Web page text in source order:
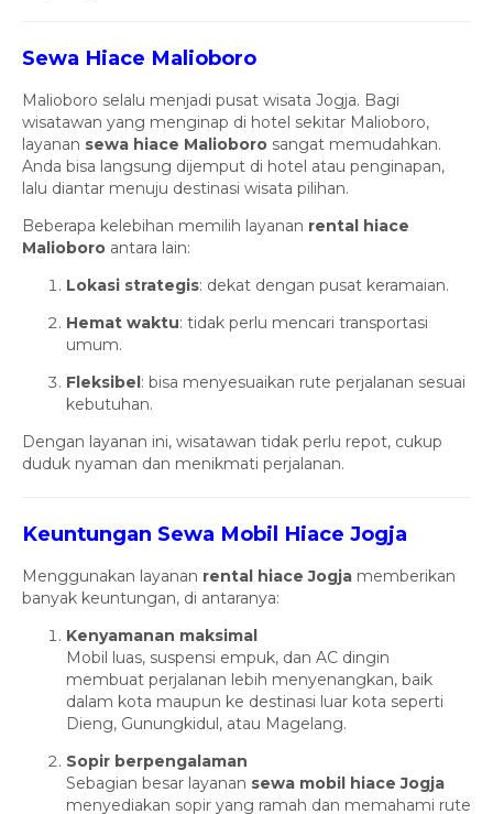
Sewa Hiace Malioboro
Malioboro selalu menjadi pusat wisata Jogja. Bagi
wisatawan yang menginap di hotel sekitar Malioboro,
layanan sewa hiace Malioboro sangat memudahkan.
Anda bisa langsung dijemput di hotel atau penginapan,
lalu diantar menuju destinasi wisata pilihan.
Beberapa kelebihan memilih layanan rental hiace
Malioboro antara lain:
Lokasi strategis: dekat dengan pusat keramaian.
Hemat waktu: tidak perlu mencari transportasi
umum.
Fleksibel: bisa menyesuaikan rute perjalanan sesuai
kebutuhan.
Dengan layanan ini, wisatawan tidak perlu repot, cukup
duduk nyaman dan menikmati perjalanan.
Keuntungan Sewa Mobil Hiace Jogja
Menggunakan layanan rental hiace Jogja memberikan
banyak keuntungan, di antaranya:
Kenyamanan maksimal
Mobil luas, suspensi empuk, dan AC dingin
membuat perjalanan lebih menyenangkan, baik
dalam kota maupun ke destinasi luar kota seperti
Dieng, Gunungkidul, atau Magelang.
Sopir berpengalaman
Sebagian besar layanan sewa mobil hiace Jogja
menyediakan sopir yang ramah dan memahami rute